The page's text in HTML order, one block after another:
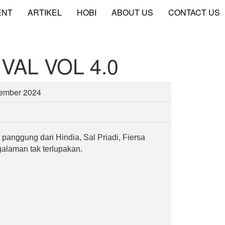
ARTIKEL HOBI ABOUT US CONTACT US
VOL 4.0
2024
dari Hindia, Sal Priadi, Fiersa
tak terlupakan.